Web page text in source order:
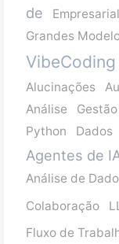
de Empresarial
Grandes
VibeCoding
Alucinações
Análise
Gestão
Python
Dados
Agentes de
Análise de
Colaboração
Fluxo de